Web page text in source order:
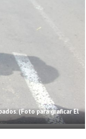
(Foto para graficar El